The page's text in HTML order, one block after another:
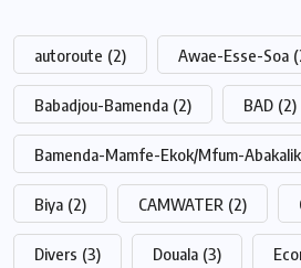
autoroute (2) Awae-Esse-Soa
Babadjou-Bamenda (2) BAD (2)
Bamenda-Mamfe-Ekok/Mfum-
Biya (2) CAMWATER (2)
Divers (3) Douala (3)